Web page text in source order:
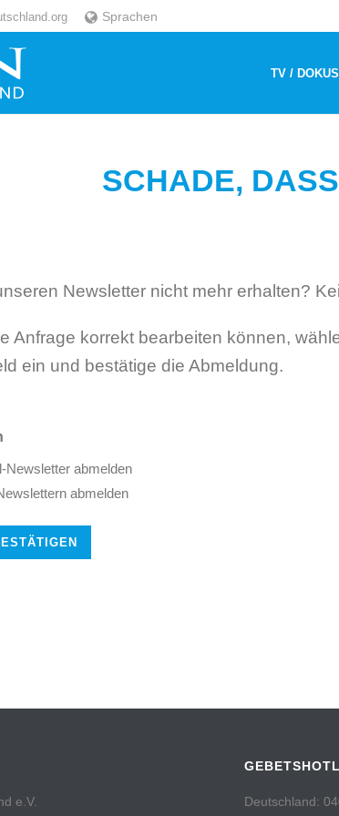
Sprachen
TV / DOKUS
SCHADE,
Newsletter nicht mehr erhalten?
Anfrage korrekt bearbeiten können,
ein und bestätige die Abmeldung.
Newsletter abmelden
abmelden
e.V.
Deutschland: